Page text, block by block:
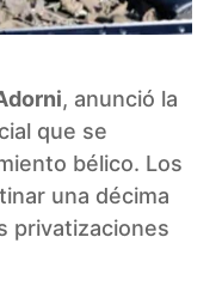
, anunció la
que se
bélico. Los
una décima
privatizaciones